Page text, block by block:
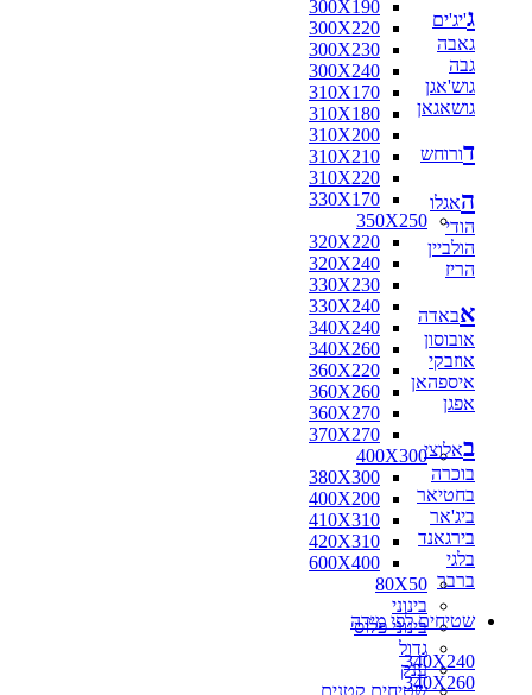
300X190
300X220
300X230
300X240
310X170
310X180
310X200
310X210
310X220
330X170
350X250
320X220
320X240
330X230
330X240
340X240
340X260
360X220
360X260
360X270
370X270
400X300
380X300
400X200
410X310
420X310
600X400
80X50
בינוני
בינוני פלוס
גדול
ענק
ג'יג'ים
גאבה
גבה
גוש'אגן
גושאגאן
דורוחש
האגלו
הודי
הולביין
הריז
אבאדה
אובוסון
אוזבקי
איספהאן
אפגן
באלוצי
בוכרה
בחטיאר
ביג'אר
בירגאנד
בלגי
ברבר
שטיחים לפי מידה
340X240
340X260